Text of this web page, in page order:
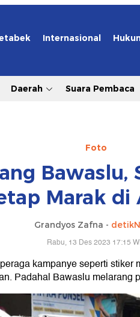
Internasional
Daerah Suara Pembaca
Foto
Bawaslu,
Marak di
Grandyos Zafna -
Rabu, 13 Des 2023 17:15
kampanye seperti stiker
Padahal Bawaslu melarang